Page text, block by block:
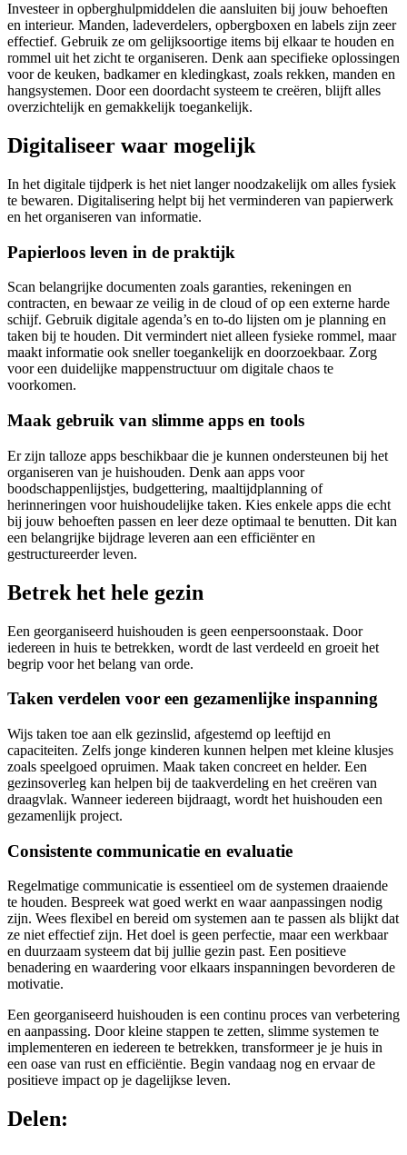
Investeer in opberghulpmiddelen die aansluiten bij jouw behoeften
en interieur. Manden, ladeverdelers, opbergboxen en labels zijn zeer
effectief. Gebruik ze om gelijksoortige items bij elkaar te houden en
rommel uit het zicht te organiseren. Denk aan specifieke oplossingen
voor de keuken, badkamer en kledingkast, zoals rekken, manden en
hangsystemen. Door een doordacht systeem te creëren, blijft alles
overzichtelijk en gemakkelijk toegankelijk.
Digitaliseer waar mogelijk
In het digitale tijdperk is het niet langer noodzakelijk om alles fysiek
te bewaren. Digitalisering helpt bij het verminderen van papierwerk
en het organiseren van informatie.
Papierloos leven in de praktijk
Scan belangrijke documenten zoals garanties, rekeningen en
contracten, en bewaar ze veilig in de cloud of op een externe harde
schijf. Gebruik digitale agenda’s en to-do lijsten om je planning en
taken bij te houden. Dit vermindert niet alleen fysieke rommel, maar
maakt informatie ook sneller toegankelijk en doorzoekbaar. Zorg
voor een duidelijke mappenstructuur om digitale chaos te
voorkomen.
Maak gebruik van slimme apps en tools
Er zijn talloze apps beschikbaar die je kunnen ondersteunen bij het
organiseren van je huishouden. Denk aan apps voor
boodschappenlijstjes, budgettering, maaltijdplanning of
herinneringen voor huishoudelijke taken. Kies enkele apps die echt
bij jouw behoeften passen en leer deze optimaal te benutten. Dit kan
een belangrijke bijdrage leveren aan een efficiënter en
gestructureerder leven.
Betrek het hele gezin
Een georganiseerd huishouden is geen eenpersoonstaak. Door
iedereen in huis te betrekken, wordt de last verdeeld en groeit het
begrip voor het belang van orde.
Taken verdelen voor een gezamenlijke inspanning
Wijs taken toe aan elk gezinslid, afgestemd op leeftijd en
capaciteiten. Zelfs jonge kinderen kunnen helpen met kleine klusjes
zoals speelgoed opruimen. Maak taken concreet en helder. Een
gezinsoverleg kan helpen bij de taakverdeling en het creëren van
draagvlak. Wanneer iedereen bijdraagt, wordt het huishouden een
gezamenlijk project.
Consistente communicatie en evaluatie
Regelmatige communicatie is essentieel om de systemen draaiende
te houden. Bespreek wat goed werkt en waar aanpassingen nodig
zijn. Wees flexibel en bereid om systemen aan te passen als blijkt dat
ze niet effectief zijn. Het doel is geen perfectie, maar een werkbaar
en duurzaam systeem dat bij jullie gezin past. Een positieve
benadering en waardering voor elkaars inspanningen bevorderen de
motivatie.
Een georganiseerd huishouden is een continu proces van verbetering
en aanpassing. Door kleine stappen te zetten, slimme systemen te
implementeren en iedereen te betrekken, transformeer je je huis in
een oase van rust en efficiëntie. Begin vandaag nog en ervaar de
positieve impact op je dagelijkse leven.
Delen: